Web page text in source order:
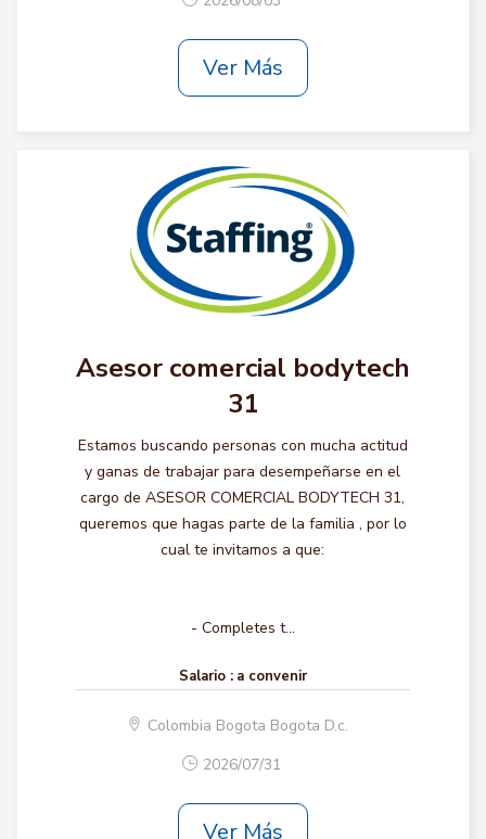
Ver Más
Asesor comercial bodytech
31
Estamos buscando personas con mucha actitud
y ganas de trabajar para desempeñarse en el
cargo de ASESOR COMERCIAL BODYTECH 31,
queremos que hagas parte de la familia , por lo
cual te invitamos a que:
- Completes t...
Salario : a convenir
Colombia Bogota Bogota D.c.
2026/07/31
Ver Más